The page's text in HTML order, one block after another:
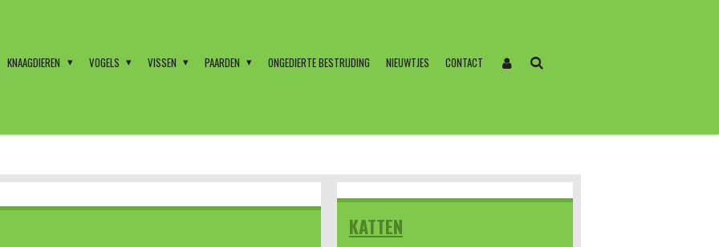
KNAAGDIEREN VOGELS VISSEN PAARDEN ONGEDIERTE BESTRIJDING NIEUWTJES CONTACT
KATTEN